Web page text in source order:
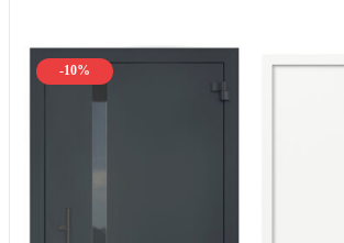
-10%